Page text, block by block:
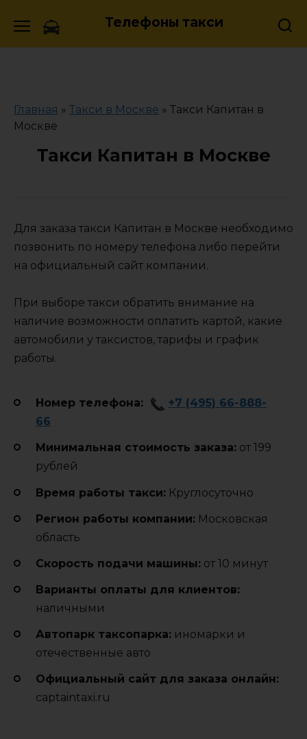
Телефоны такси
Главная » Такси в Москве » Такси Капитан в
Москве
Такси Капитан в Москве
Для заказа такси Капитан в Москве необходимо
позвонить по номеру телефона либо перейти
на официальный сайт компании.
При выборе такси обратить внимание на
наличие возможности оплатить картой, какие
автомобили у таксистов, тарифы и график
работы.
Номер телефона:
+7 (495) 66-888-
66
Минимальная стоимость заказа: от 199
рублей
Время работы такси: Круглосуточно
Регион работы компании: Московская
область
Cкорость подачи машины: от 10 минут
Варианты оплаты для клиентов:
наличными
Автопарк таксопарка: иномарки и
отечественные авто
Официальный сайт для заказа онлайн:
captaintaxi.ru